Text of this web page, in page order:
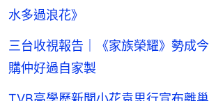
水多過浪花》
三台收視報告｜《家族榮耀》勢成
購仲好過自家製